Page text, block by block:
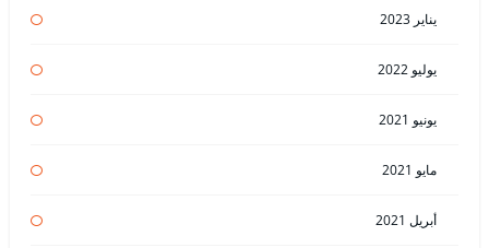
يناير 2023
يوليو 2022
يونيو 2021
مايو 2021
أبريل 2021